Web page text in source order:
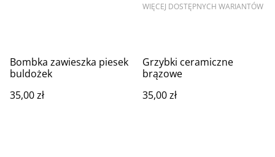
WIĘCEJ DOSTĘPNYCH WARIANTÓW
Bombka zawieszka piesek
buldożek
35,00 zł
Grzybki ceramiczne
brązowe
35,00 zł